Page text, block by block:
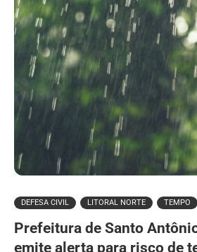
DEFESA CIVIL LITORAL NORTE TEMPO
Prefeitura de Santo
emite alerta para risco de